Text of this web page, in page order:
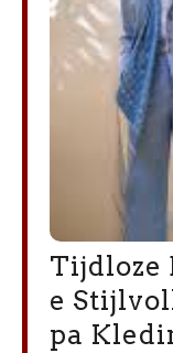
Tijdloze
e
pa